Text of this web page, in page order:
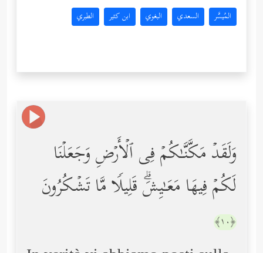
المُيسَّر السعدي البغوي ابن كثير الطبري
وَلَقَدۡ مَكَّنَّـٰكُمۡ فِی ٱلۡأَرۡضِ وَجَعَلۡنَا
لَكُمۡ فِیهَا مَعَـٰیِشَۗ قَلِیلࣰا مَّا تَشۡكُرُونَ
﴿١٠﴾